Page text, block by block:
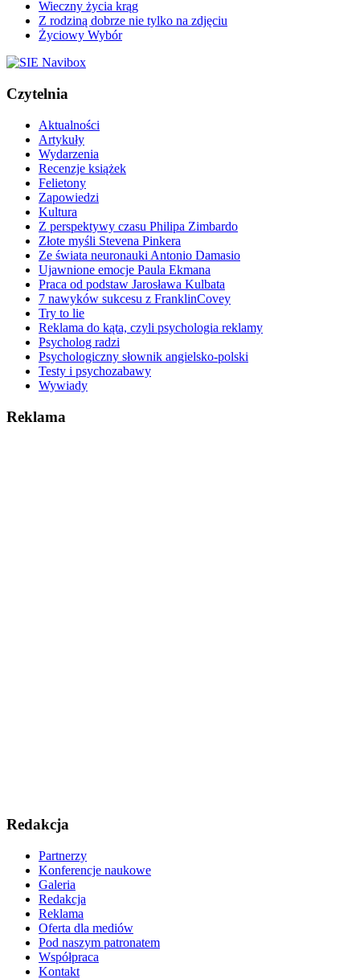
Wieczny życia krąg
Z rodziną dobrze nie tylko na zdjęciu
Życiowy Wybór
Czytelnia
Aktualności
Artykuły
Wydarzenia
Recenzje książek
Felietony
Zapowiedzi
Kultura
Z perspektywy czasu Philipa Zimbardo
Złote myśli Stevena Pinkera
Ze świata neuronauki Antonio Damasio
Ujawnione emocje Paula Ekmana
Praca od podstaw Jarosława Kulbata
7 nawyków sukcesu z FranklinCovey
Try to lie
Reklama do kąta, czyli psychologia reklamy
Psycholog radzi
Psychologiczny słownik angielsko-polski
Testy i psychozabawy
Wywiady
Reklama
Redakcja
Partnerzy
Konferencje naukowe
Galeria
Redakcja
Reklama
Oferta dla mediów
Pod naszym patronatem
Współpraca
Kontakt